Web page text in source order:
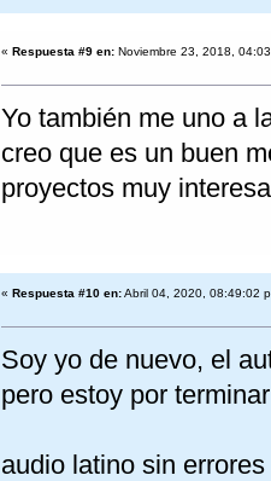
« Respuesta #9 en: Noviembre 23, 2018,
Yo también me uno a
creo que es un buen
proyectos muy
« Respuesta #10 en:Abril 04, 2020, 08:49:02
Soy yo de nuevo, el
pero estoy por
audio latino sin